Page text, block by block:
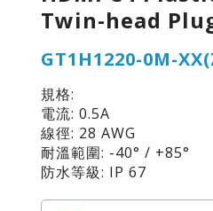
Twin-head
GT1H1220-0M-
規格:
電流: 0.5A
線徑: 28 AWG
耐溫範圍: -40° / +85°
防水等級: IP 67